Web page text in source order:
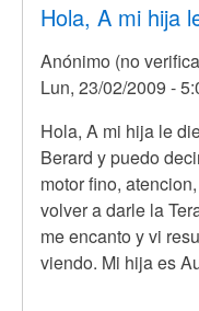
Hola, A mi hija
Anónimo (no
Lun, 23/02/2009 -
Hola, A mi hija le
Berard y puedo
motor fino,
volver a darle la
me encanto y vi
viendo. Mi hija es